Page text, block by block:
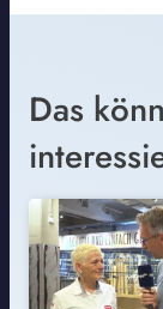
Das